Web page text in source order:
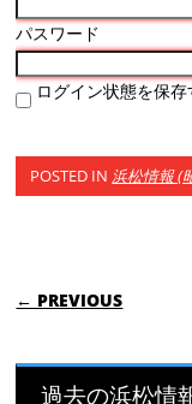
パスワード
ログイン状態を保存
POSTED IN 浜松情報 (
POST
← PREVIOUS
過去の浜松情